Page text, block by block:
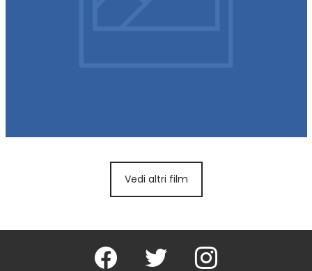
Vedi altri film
Facebook Twitter Instagram